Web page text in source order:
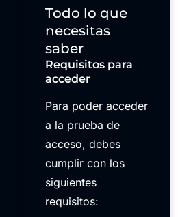
Todo lo que
necesitas
saber
Requisitos para
acceder
Para poder acceder
a la prueba de
acceso, debes
cumplir con los
siguientes
requisitos: